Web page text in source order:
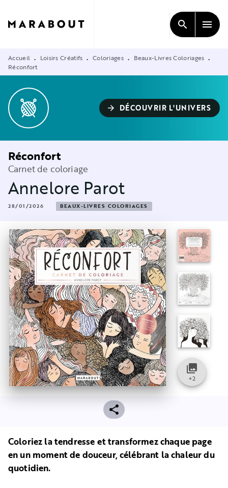
CONTENU
search menu
Accueil • Loisirs Créatifs • Coloriages • Beaux-Livres Coloriages •
Réconfort
arrow_forward DÉCOUVRIR L'UNIVERS
Réconfort
Carnet de coloriage
Annelore Parot
28/01/2026 BEAUX-LIVRES COLORIAGES
Coloriez la tendresse et transformez chaque page
en un moment de douceur, célébrant la chaleur du
quotidien.
collections
+2